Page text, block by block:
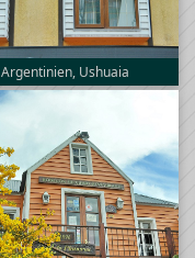
Argentinien, Ushuaia